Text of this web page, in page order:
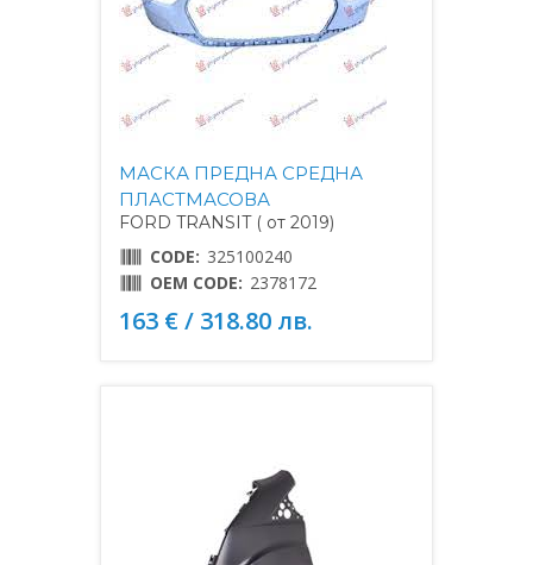
МАСКА ПРЕДНА СРЕДНА
ПЛАСТМАСОВА
FORD TRANSIT ( от 2019)
CODE: 325100240
OEM CODE: 2378172
163 € / 318.80 лв.